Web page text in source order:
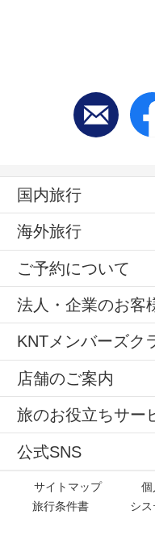
国内旅行
海外旅行
ご予約について
法人・企業のお客
KNTメンバーズク
店舗のご案内
旅のお役立ちサー
公式SNS
サイトマップ 個
旅行条件書
シ